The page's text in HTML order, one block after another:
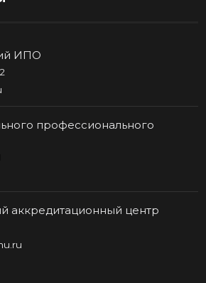
ИПО
профессионального
аккредитационный центр